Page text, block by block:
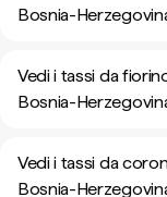
Bosnia-
Vedi i tassi da
Bosnia-
Vedi i tassi da
Bosnia-